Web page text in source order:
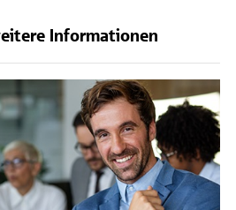
Informationen